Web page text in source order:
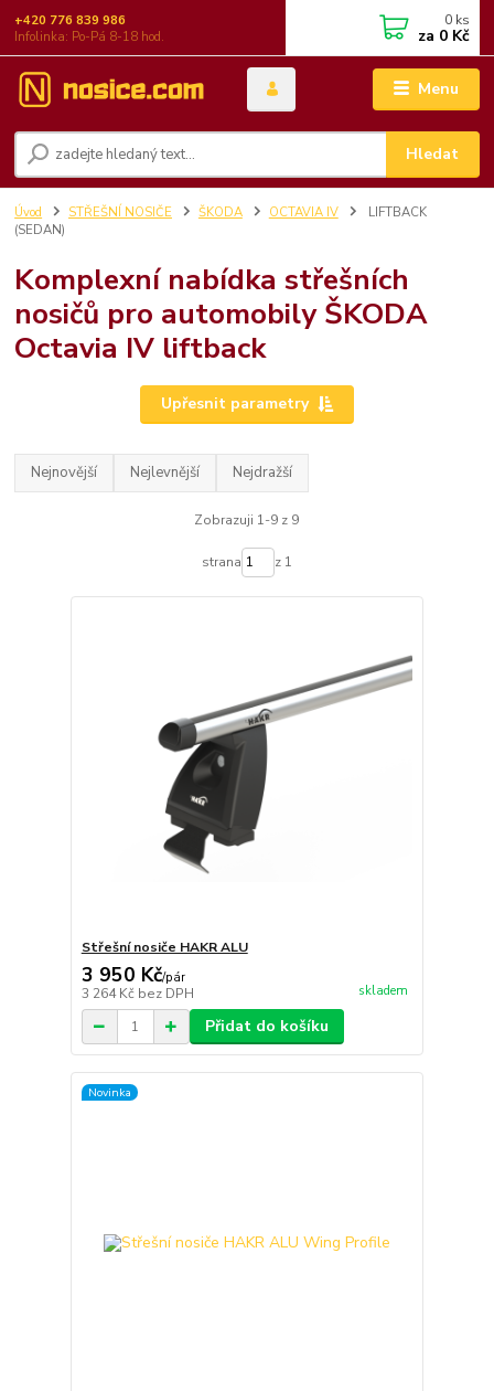
Menu
Hledat
+420 776 839 986
Infolinka: Po-Pá 8-18 hod.
0 ks
za 0 Kč
Úvod STŘEŠNÍ NOSIČE ŠKODA OCTAVIA IV
LIFTBACK
(SEDAN)
Komplexní nabídka střešních
nosičů pro automobily ŠKODA
Octavia IV liftback
Upřesnit parametry
Nejnovější Nejlevnější Nejdražší
Zobrazuji 1-9 z 9
strana z 1
Střešní nosiče HAKR ALU
3 950 Kč/pár
3 264 Kč bez DPH skladem
Přidat do košíku
Novinka